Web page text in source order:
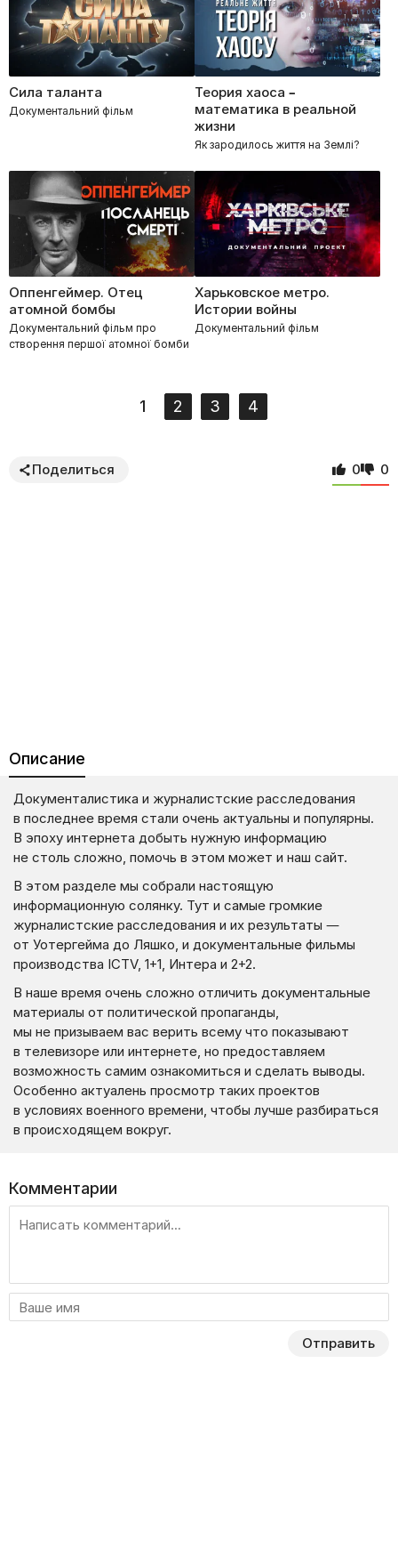
Сила таланта
Документальний фільм
Теория хаоса –
математика в реальной
жизни
Як зародилось життя на Землі?
Оппенгеймер. Отец
атомной бомбы
Документальний фільм про
створення першої атомної бомби
Харьковское метро.
Истории войны
Документальний фільм
1 2 3 4
Поделиться 0 0
Описание
Документалистика и журналистские расследования
в последнее время стали очень актуальны и популярны.
В эпоху интернета добыть нужную информацию
не столь сложно, помочь в этом может и наш сайт.
В этом разделе мы собрали настоящую
информационную солянку. Тут и самые громкие
журналистские расследования и их результаты —
от Уотергейма до Ляшко, и документальные фильмы
производства ICTV, 1+1, Интера и 2+2.
В наше время очень сложно отличить документальные
материалы от политической пропаганды,
мы не призываем вас верить всему что показывают
в телевизоре или интернете, но предоставляем
возможность самим ознакомиться и сделать выводы.
Особенно актуалень просмотр таких проектов
в условиях военного времени, чтобы лучше разбираться
в происходящем вокруг.
Комментарии
Отправить